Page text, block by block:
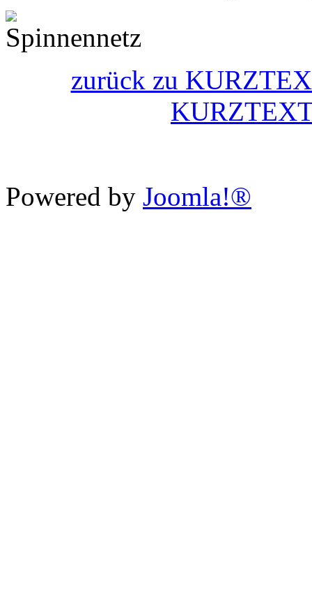
zurück zu
Powered by Joomla!®